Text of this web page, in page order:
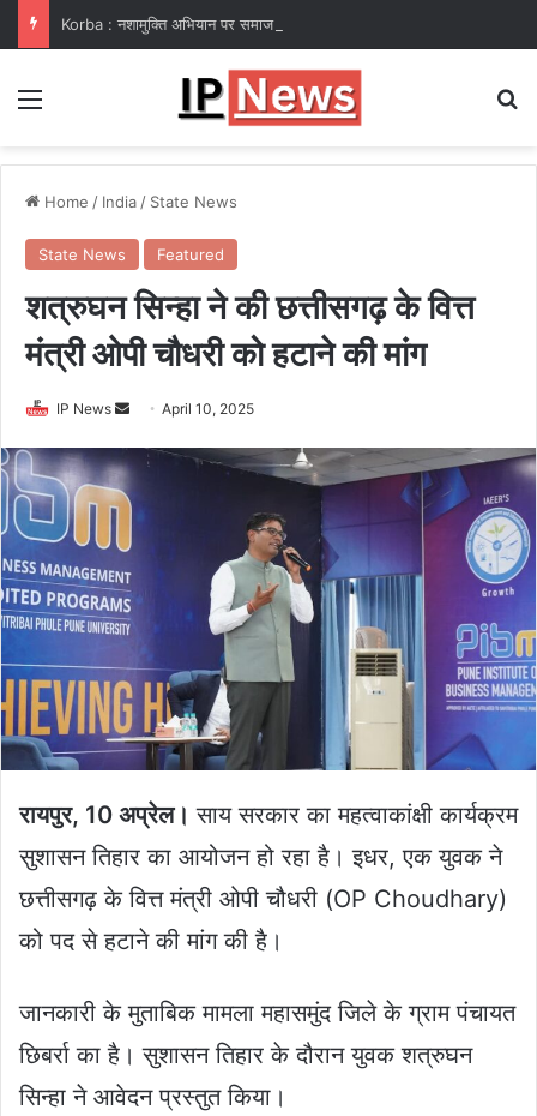
Menu
Home / India/ State News
State News Featured
शत्रुघन सिन्हा ने की छत्तीसगढ़ के वित्त
मंत्री ओपी चौधरी को हटाने की मांग
IP News
Send
email
April 10, 2025
रायपुर, 10 अप्रेल। साय सरकार का महत्वाकांक्षी कार्यक्रम
सुशासन तिहार का आयोजन हो रहा है। इधर, एक युवक ने
छत्तीसगढ़ के वित्त मंत्री ओपी चौधरी (OP Choudhary)
को पद से हटाने की मांग की है।
जानकारी के मुताबिक मामला महासमुंद जिले के ग्राम पंचायत
छिबर्रा का है। सुशासन तिहार के दौरान युवक शत्रुघन
सिन्हा ने आवेदन प्रस्तुत किया।